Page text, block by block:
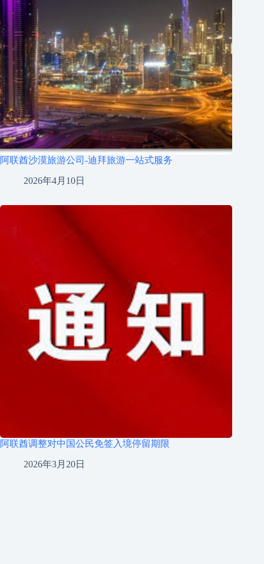
阿联酋沙漠旅游公司-迪拜旅游一站式服务
2026年4月10日
阿联酋调整对中国公民免签入境停留期限
2026年3月20日